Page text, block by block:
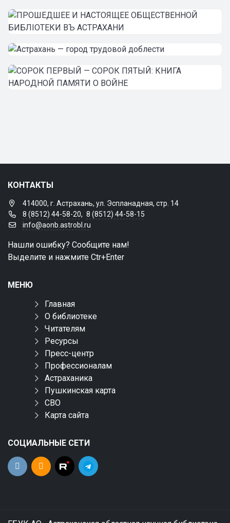
КОНТАКТЫ
414000, г. Астрахань, ул. Эспланадная, стр. 14
8 (8512) 44-58-20, 8 (8512) 44-58-15
info@aonb.astrobl.ru
Нашли ошибку? Сообщите нам!
Выделите и нажмите Ctr+Enter
МЕНЮ
Главная
О библиотеке
Читателям
Ресурсы
Пресс-центр
Профессионалам
Астраханика
Пушкинская карта
СВО
Карта сайта
СОЦИАЛЬНЫЕ СЕТИ